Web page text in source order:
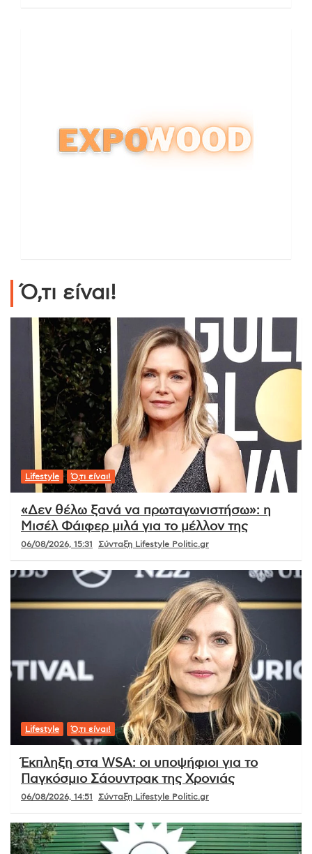
Ό,τι είναι!
Lifestyle Ό,τι είναι!
«Δεν θέλω ξανά να πρωταγωνιστήσω»: η
Μισέλ Φάιφερ μιλά για το μέλλον της
06/08/2026, 15:31 Σύνταξη Lifestyle Politic.gr
Lifestyle Ό,τι είναι!
Έκπληξη στα WSA: οι υποψήφιοι για το
Παγκόσμιο Σάουντρακ της Χρονιάς
06/08/2026, 14:51 Σύνταξη Lifestyle Politic.gr